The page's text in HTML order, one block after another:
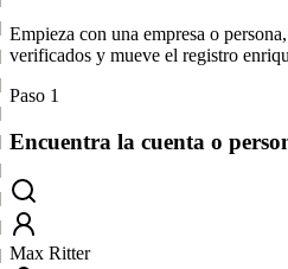
Empieza con una empresa o
verificados y mueve el registro
Paso 1
Encuentra la cuenta o
Max Ritter